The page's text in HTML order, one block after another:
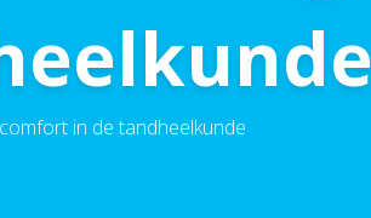
in de tandheelkunde